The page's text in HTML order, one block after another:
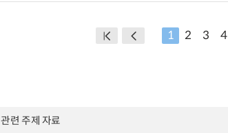
1 2 3 4
관련 주제 자료